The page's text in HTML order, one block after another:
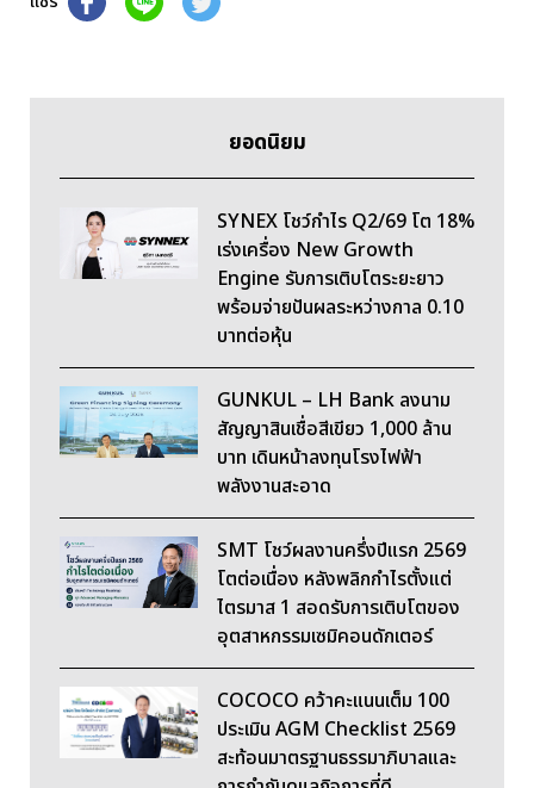
ยอดนิยม
SYNEX โชว์กำไร Q2/69 โต 18%
เร่งเครื่อง New Growth
Engine รับการเติบโตระยะยาว
พร้อมจ่ายปันผลระหว่างกาล 0.10
บาทต่อหุ้น
GUNKUL – LH Bank ลงนาม
สัญญาสินเชื่อสีเขียว 1,000 ล้าน
บาท เดินหน้าลงทุนโรงไฟฟ้า
พลังงานสะอาด
SMT โชว์ผลงานครึ่งปีแรก 2569
โตต่อเนื่อง หลังพลิกกำไรตั้งแต่
ไตรมาส 1 สอดรับการเติบโตของ
อุตสาหกรรมเซมิคอนดักเตอร์
COCOCO คว้าคะแนนเต็ม 100
ประเมิน AGM Checklist 2569
สะท้อนมาตรฐานธรรมาภิบาลและ